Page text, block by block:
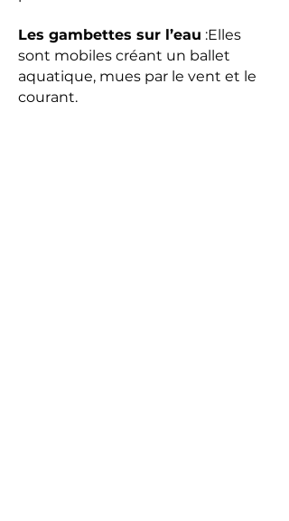
Les gambettes sur l’eau :Elles
sont mobiles créant un ballet
aquatique, mues par le vent et le
courant.